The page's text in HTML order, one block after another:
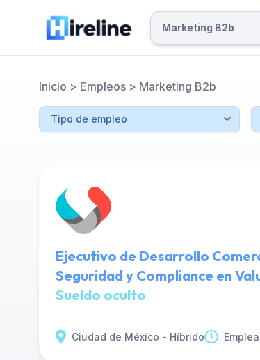
Inicio > Empleos > Marketing B2b
Ejecutivo de Desarrollo
Seguridad y Compliance en
Sueldo oculto
Ciudad de México - Híbrido